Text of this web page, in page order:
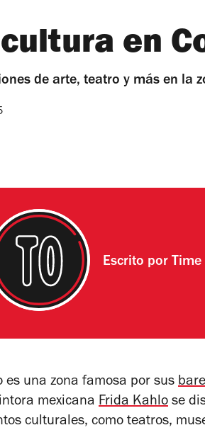
en
de arte, teatro y más en la
Escrito por
es una zona famosa por sus
mexicana Frida Kahlo se
culturales, como teatros,